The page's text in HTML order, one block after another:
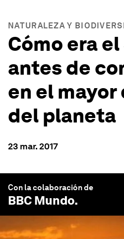
NATURALEZA Y
Cómo era
antes de
en el
del planeta
23 mar. 2017
Con la colaboración de
BBC Mundo.